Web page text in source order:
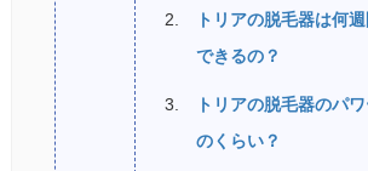
トリアの脱毛器は何
できるの？
トリアの脱毛器のパ
のくらい？